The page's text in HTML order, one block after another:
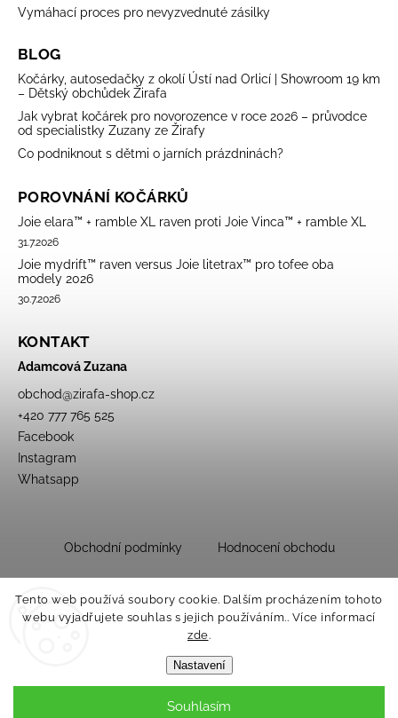
Tento web používá soubory cookie. Dalším procházením tohoto
webu vyjadřujete souhlas s jejich používáním.. Více informací
zde.
Nastavení
Souhlasím
Vymáhací proces pro nevyzvednuté zásilky
BLOG
Kočárky, autosedačky z okolí Ústí nad Orlicí | Showroom 19 km
– Dětský obchůdek Žirafa
Jak vybrat kočárek pro novorozence v roce 2026 – průvodce
od specialistky Zuzany ze Žirafy
Co podniknout s dětmi o jarních prázdninách?
POROVNÁNÍ KOČÁRKŮ
Joie elara™ + ramble XL raven proti Joie Vinca™ + ramble XL
31.7.2026
Joie mydrift™ raven versus Joie litetrax™ pro tofee oba
modely 2026
30.7.2026
KONTAKT
Adamcová Zuzana
obchod@zirafa-shop.cz
+420 777 765 525
Facebook
Instagram
Whatsapp
Obchodní podmínky Hodnocení obchodu